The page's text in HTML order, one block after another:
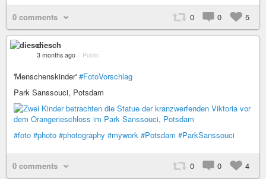
0 comments 0 0 5
diesch
3 months ago – Public
'Menschenskinder' #FotoVorschlag
Park Sanssouci, Potsdam
#foto #photo #photography #mywork #Potsdam #ParkSanssouci
0 comments 0 0 4